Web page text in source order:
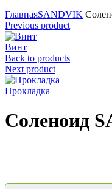
ГлавнаяSANDVIK
Previous product
Винт
Back to products
Next product
Прокладка
Соленоид